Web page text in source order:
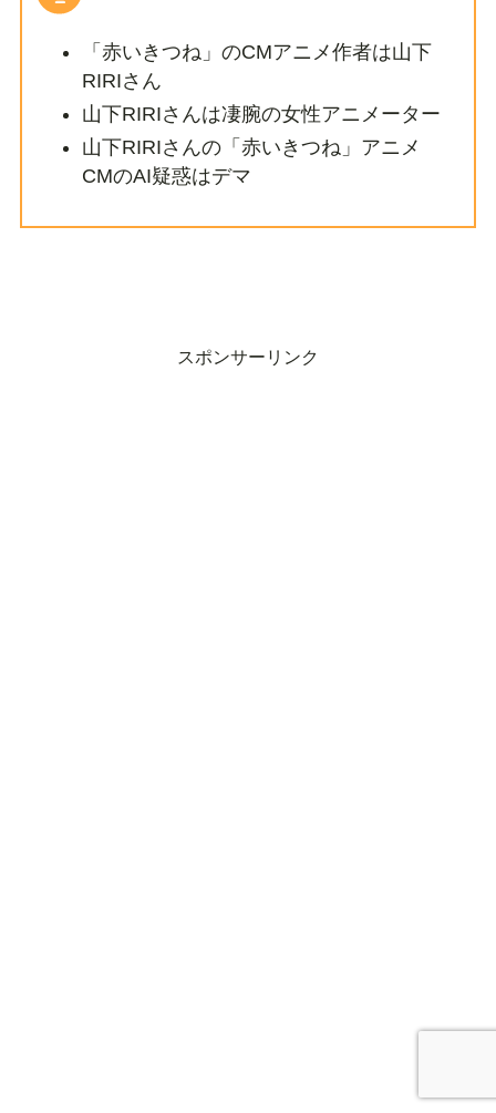
「赤いきつね」のCMアニメ作者は山下
RIRIさん
山下RIRIさんは凄腕の女性アニメーター
山下RIRIさんの「赤いきつね」アニメ
CMのAI疑惑はデマ
スポンサーリンク